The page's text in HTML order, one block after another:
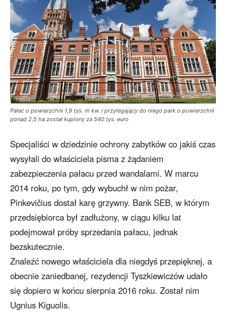
Pałac o powierzchni 1,9 tys. m kw. i przylegający do niego park o powierzchni
ponad 2,5 ha został kupiony za 540 tys. euro
Specjaliści w dziedzinie ochrony zabytków co jakiś czas
wysyłali do właściciela pisma z żądaniem
zabezpieczenia pałacu przed wandalami. W marcu
2014 roku, po tym, gdy wybuchł w nim pożar,
Pinkevičius dostał karę grzywny. Bank SEB, w którym
przedsiębiorca był zadłużony, w ciągu kilku lat
podejmował próby sprzedania pałacu, jednak
bezskutecznie.
Znaleźć nowego właściciela dla niegdyś przepięknej, a
obecnie zaniedbanej, rezydencji Tyszkiewiczów udało
się dopiero w końcu sierpnia 2016 roku. Został nim
Ugnius Kiguolis.